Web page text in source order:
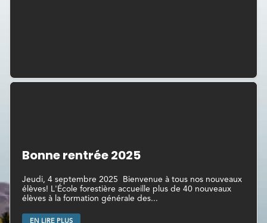
Bonne rentrée 2025
Jeudi, 4 septembre 2025 Bienvenue à tous nos nouveaux
élèves! L'École forestière accueille plus de 40 nouveaux
élèves à la formation générale des...
EN LIRE PLUS